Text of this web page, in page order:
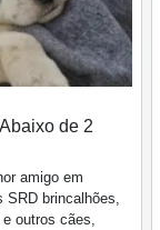
de 2
amigo em
SRD brincalhões,
outros cães,